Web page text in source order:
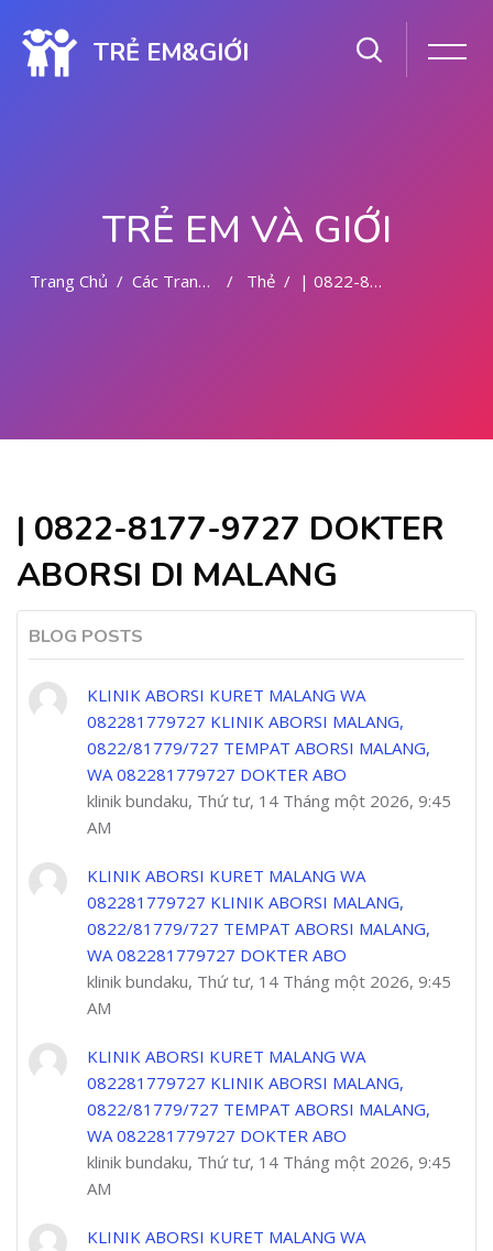
TRẺ EM&GIỚI
TRẺ EM VÀ GIỚI
Trang Chủ Các Trang Của Hệ Thống Thẻ | 0822-8177-9727 DOKTER ABORSI DI MALANG
| 0822-8177-9727 DOKTER
ABORSI DI MALANG
BLOG POSTS
KLINIK ABORSI KURET MALANG WA
082281779727 KLINIK ABORSI MALANG,
0822/81779/727 TEMPAT ABORSI MALANG,
WA 082281779727 DOKTER ABO
klinik bundaku, Thứ tư, 14 Tháng một 2026, 9:45
AM
KLINIK ABORSI KURET MALANG WA
082281779727 KLINIK ABORSI MALANG,
0822/81779/727 TEMPAT ABORSI MALANG,
WA 082281779727 DOKTER ABO
klinik bundaku, Thứ tư, 14 Tháng một 2026, 9:45
AM
KLINIK ABORSI KURET MALANG WA
082281779727 KLINIK ABORSI MALANG,
0822/81779/727 TEMPAT ABORSI MALANG,
WA 082281779727 DOKTER ABO
klinik bundaku, Thứ tư, 14 Tháng một 2026, 9:45
AM
KLINIK ABORSI KURET MALANG WA